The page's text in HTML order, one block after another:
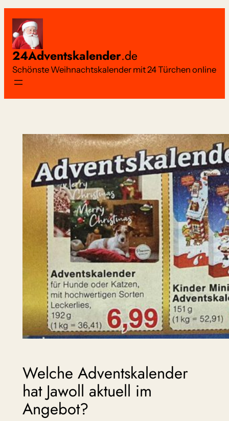
Inhalt
springen
24Adventskalender.de
Schönste Weihnachtskalender mit 24 Türchen online
Welche Adventskalender
hat Jawoll aktuell im
Angebot?